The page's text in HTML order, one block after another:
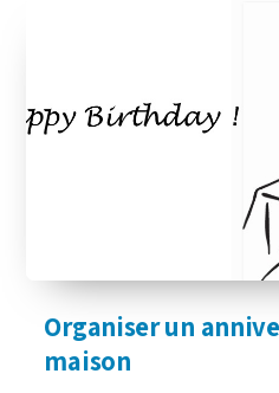
Organiser un
maison